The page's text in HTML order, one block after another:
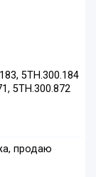
5ТН.300.184
5ТН.300.872
продаю